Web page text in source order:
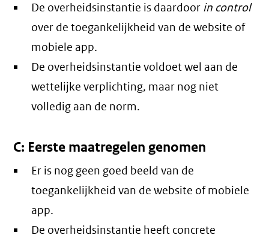
De overheidsinstantie is daardoor in control
over de toegankelijkheid van de website of
mobiele app.
De overheidsinstantie voldoet wel aan de
wettelijke verplichting, maar nog niet
volledig aan de norm.
C: Eerste maatregelen genomen
Er is nog geen goed beeld van de
toegankelijkheid van de website of mobiele
app.
De overheidsinstantie heeft concrete